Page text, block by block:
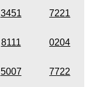
3451 7221
8111 0204
5007 7722